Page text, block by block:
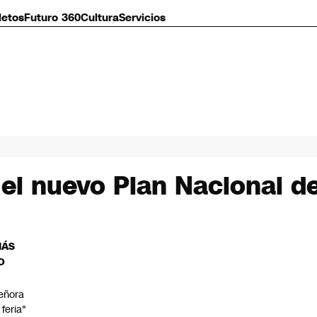
Futuro 360CulturaServicios
nuevo Plan Nacional